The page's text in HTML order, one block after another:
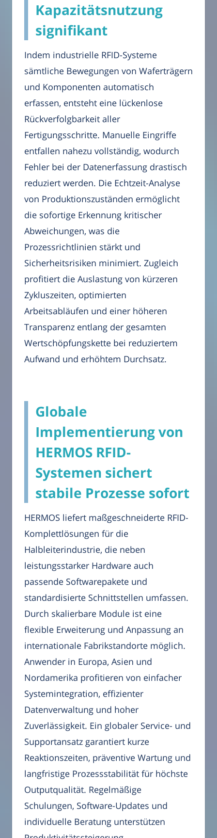
Kapazitätsnutzung
signifikant
Indem industrielle RFID-Systeme
sämtliche Bewegungen von Waferträgern
und Komponenten automatisch
erfassen, entsteht eine lückenlose
Rückverfolgbarkeit aller
Fertigungsschritte. Manuelle Eingriffe
entfallen nahezu vollständig, wodurch
Fehler bei der Datenerfassung drastisch
reduziert werden. Die Echtzeit-Analyse
von Produktionszuständen ermöglicht
die sofortige Erkennung kritischer
Abweichungen, was die
Prozessrichtlinien stärkt und
Sicherheitsrisiken minimiert. Zugleich
profitiert die Auslastung von kürzeren
Zykluszeiten, optimierten
Arbeitsabläufen und einer höheren
Transparenz entlang der gesamten
Wertschöpfungskette bei reduziertem
Aufwand und erhöhtem Durchsatz.
Globale
Implementierung von
HERMOS RFID-
Systemen sichert
stabile Prozesse sofort
HERMOS liefert maßgeschneiderte RFID-
Komplettlösungen für die
Halbleiterindustrie, die neben
leistungsstarker Hardware auch
passende Softwarepakete und
standardisierte Schnittstellen umfassen.
Durch skalierbare Module ist eine
flexible Erweiterung und Anpassung an
internationale Fabrikstandorte möglich.
Anwender in Europa, Asien und
Nordamerika profitieren von einfacher
Systemintegration, effizienter
Datenverwaltung und hoher
Zuverlässigkeit. Ein globaler Service- und
Supportansatz garantiert kurze
Reaktionszeiten, präventive Wartung und
langfristige Prozessstabilität für höchste
Outputqualität. Regelmäßige
Schulungen, Software-Updates und
individuelle Beratung unterstützen